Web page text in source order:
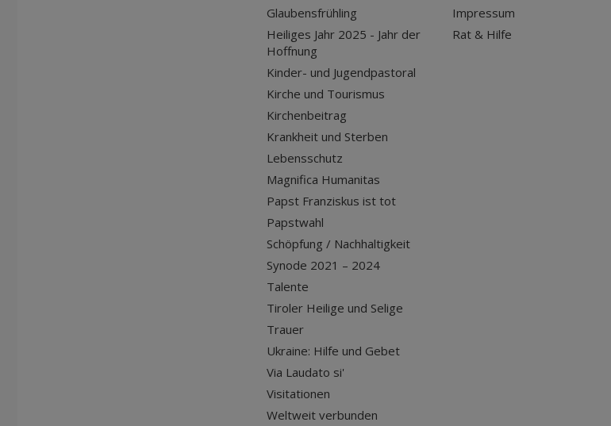
Glaubensfrühling
Heiliges Jahr 2025 - Jahr der
Hoffnung
Kinder- und Jugendpastoral
Kirche und Tourismus
Kirchenbeitrag
Krankheit und Sterben
Lebensschutz
Magnifica Humanitas
Papst Franziskus ist tot
Papstwahl
Schöpfung / Nachhaltigkeit
Synode 2021 – 2024
Talente
Tiroler Heilige und Selige
Trauer
Ukraine: Hilfe und Gebet
Via Laudato si'
Visitationen
Weltweit verbunden
Impressum
Rat & Hilfe